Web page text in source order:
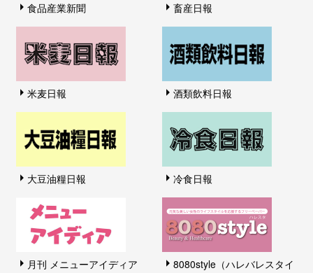
食品産業新聞 畜産日報
米麦日報 酒類飲料日報
大豆油糧日報 冷食日報
月刊 メニューアイディア
8080style（ハレバレスタイ